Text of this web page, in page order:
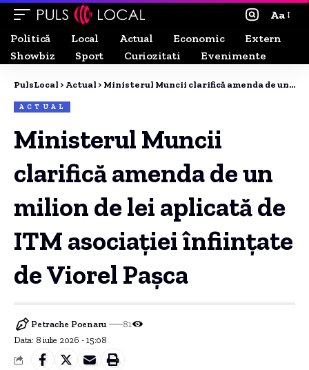
Aa
Politică
Local Actual Economic
Extern
Showbiz
Sport Curiozitati Evenimente
PulsLocal > Actual > Ministerul Muncii clarifică amenda de un milion de lei aplicată de ITM asociaţiei înfiinţate de Viorel Paşca
ACTUAL
Ministerul Muncii
clarifică amenda de un
milion de lei aplicată de
ITM asociaţiei înfiinţate
de Viorel Paşca
Data: 8 iulie 2026 - 15:08
Petrache Poenaru 81